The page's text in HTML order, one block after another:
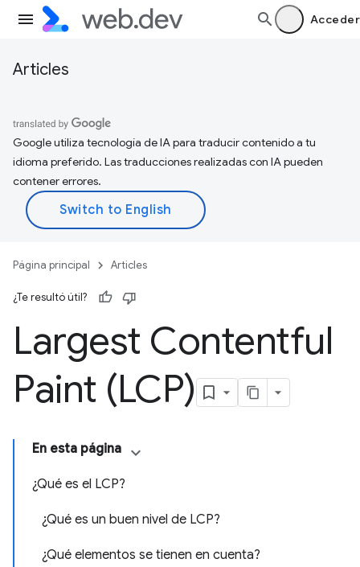
Acceder
Articles
Google utiliza tecnología de IA para traducir contenido a tu
idioma preferido. Las traducciones realizadas con IA pueden
contener errores.
Página principal Articles
¿Te resultó útil?
Largest Contentful
Paint (LCP)
En esta página
¿Qué es el LCP?
¿Qué es un buen nivel de LCP?
¿Qué elementos se tienen en cuenta?